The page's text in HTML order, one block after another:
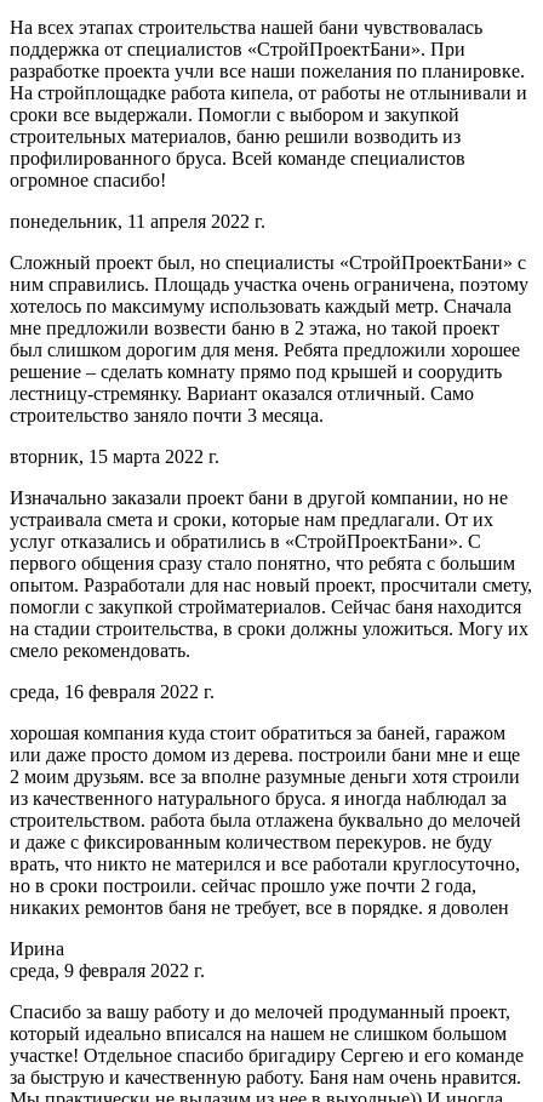
На всех этапах строительства нашей бани чувствовалась
поддержка от специалистов «СтройПроектБани». При
разработке проекта учли все наши пожелания по планировке.
На стройплощадке работа кипела, от работы не отлынивали и
сроки все выдержали. Помогли с выбором и закупкой
строительных материалов, баню решили возводить из
профилированного бруса. Всей команде специалистов
огромное спасибо!
понедельник, 11 апреля 2022 г.
Сложный проект был, но специалисты «СтройПроектБани» с
ним справились. Площадь участка очень ограничена, поэтому
хотелось по максимуму использовать каждый метр. Сначала
мне предложили возвести баню в 2 этажа, но такой проект
был слишком дорогим для меня. Ребята предложили хорошее
решение – сделать комнату прямо под крышей и соорудить
лестницу-стремянку. Вариант оказался отличный. Само
строительство заняло почти 3 месяца.
вторник, 15 марта 2022 г.
Изначально заказали проект бани в другой компании, но не
устраивала смета и сроки, которые нам предлагали. От их
услуг отказались и обратились в «СтройПроектБани». С
первого общения сразу стало понятно, что ребята с большим
опытом. Разработали для нас новый проект, просчитали смету,
помогли с закупкой стройматериалов. Сейчас баня находится
на стадии строительства, в сроки должны уложиться. Могу их
смело рекомендовать.
среда, 16 февраля 2022 г.
хорошая компания куда стоит обратиться за баней, гаражом
или даже просто домом из дерева. построили бани мне и еще
2 моим друзьям. все за вполне разумные деньги хотя строили
из качественного натурального бруса. я иногда наблюдал за
строительством. работа была отлажена буквально до мелочей
и даже с фиксированным количеством перекуров. не буду
врать, что никто не матерился и все работали круглосуточно,
но в сроки построили. сейчас прошло уже почти 2 года,
никаких ремонтов баня не требует, все в порядке. я доволен
Ирина
среда, 9 февраля 2022 г.
Спасибо за вашу работу и до мелочей продуманный проект,
который идеально вписался на нашем не слишком большом
участке! Отдельное спасибо бригадиру Сергею и его команде
за быструю и качественную работу. Баня нам очень нравится.